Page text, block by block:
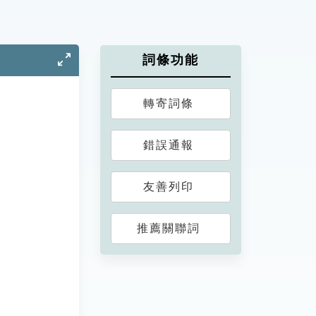
詞條功能
轉寄詞條
錯誤通報
友善列印
推薦關聯詞